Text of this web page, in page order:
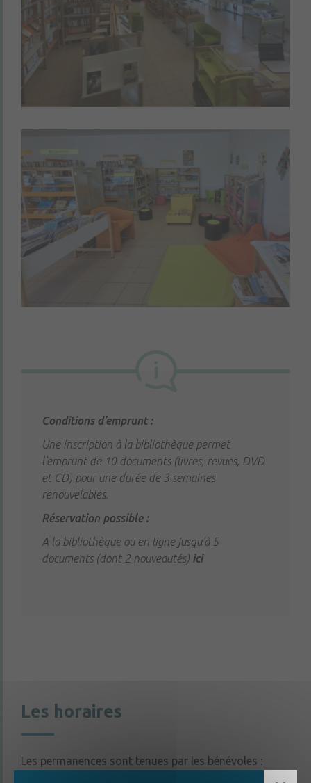
Conditions d’emprunt :
Une inscription à la bibliothèque permet
l’emprunt de 10 documents (livres, revues, DVD
et CD) pour une durée de 3 semaines
renouvelables.
Réservation possible :
A la bibliothèque ou en ligne jusqu’à 5
documents (dont 2 nouveautés) ici
Les horaires
Les permanences sont tenues par les bénévoles :